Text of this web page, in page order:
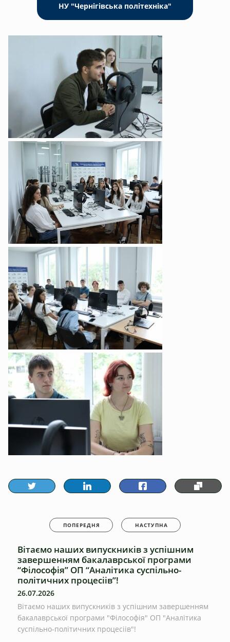
НУ "Чернігівська політехніка"
ПОПЕРЕДНЯ НАСТУПНА
Вітаємо наших випускників з успішним
завершенням бакалаврської програми
“Філософія” ОП “Аналітика суспільно-
політичних процесіів”!
26.07.2026
Вітаємо наших випускників з успішним завершенням
бакалаврської програми "Філософія" ОП "Аналітика
суспільно-політичних процесіів"!